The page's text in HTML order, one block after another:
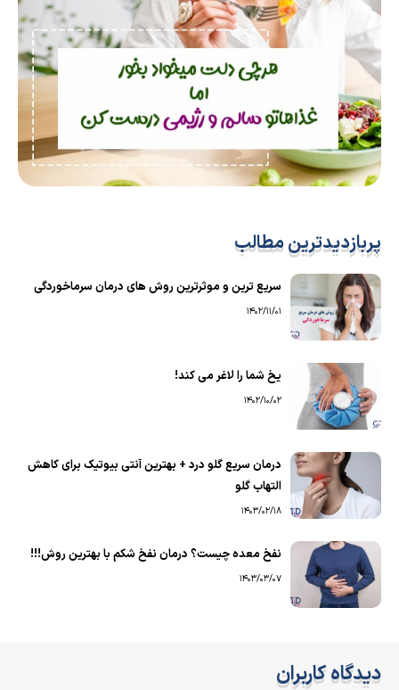
پربازدیدترین مطالب
سریع ترین و موثرترین روش های درمان سرماخوردگی
1402/11/01
یخ شما را لاغر می کند!
1402/10/02
درمان سریع گلو درد + بهترین آنتی بیوتیک برای کاهش
التهاب گلو
1403/02/18
نفخ معده چیست؟ درمان نفخ شکم با بهترین روش!!!
1403/03/07
دیدگاه کاربران